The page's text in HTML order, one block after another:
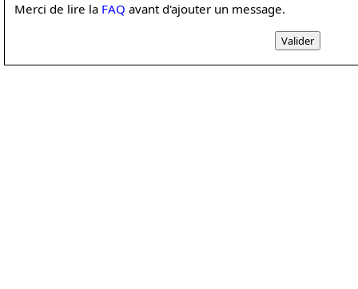
Merci de lire la FAQ avant d'ajouter un message.